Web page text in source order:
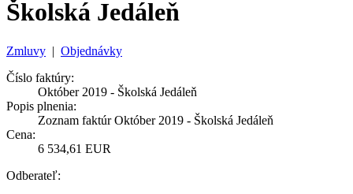
Školská Jedáleň
Zmluvy | Objednávky
Číslo faktúry:
Október 2019 - Školská Jedáleň
Popis plnenia:
Zoznam faktúr Október 2019 - Školská Jedáleň
Cena:
6 534,61 EUR
Odberateľ: